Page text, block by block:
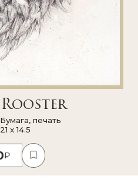
Rooster
Бумага, печать
21 x 14.5